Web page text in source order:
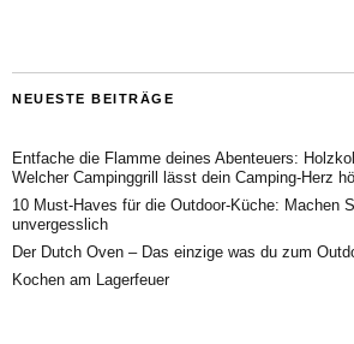
NEUESTE BEITRÄGE
Entfache die Flamme deines Abenteuers:
Welcher Campinggrill lässt dein Camping-Herz
10 Must-Haves für die Outdoor-Küche: Machen
unvergesslich
Der Dutch Oven – Das einzige was du zum
Kochen am Lagerfeuer